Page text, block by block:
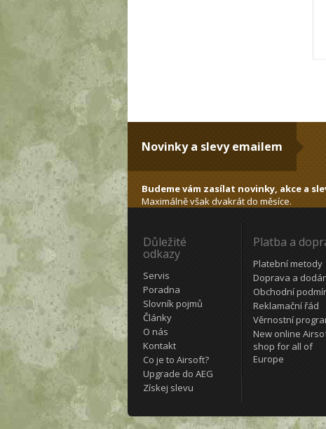
Novinky a slevy emailem
Budeme vám zasílat novinky, akce a
Maximálně však dvakrát do měsíce.
Důležité
odkazy
Servis
Poradna
Slovník pojmů
Články
O nás
Kontakt
Co je to Airsoft?
Upgrade do AEG
Získej slevu
Platba a
Platební metody
Doprava a
Obchodní
Reklamační řád
Věrnostní
New online
shop for all of
Europe